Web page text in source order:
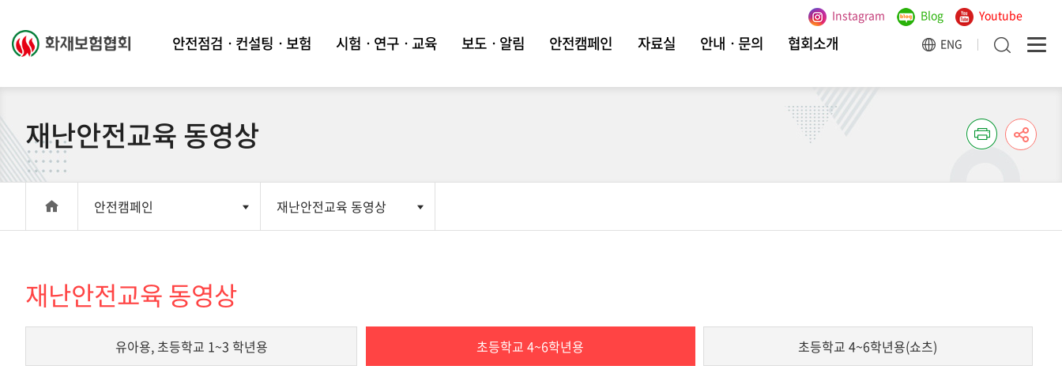
안전점검ㆍ컨설팅ㆍ보험 시험ㆍ연구ㆍ교육 보도ㆍ알림 안전캠페인 자료실 안내ㆍ문의 협회소개
Instagram Blog
Youtube
ENG
재난안전교육 동영상
안전캠페인 재난안전교육 동영상
재난안전교육 동영상
유아용, 초등학교 1~3 학년용 초등학교 4~6학년용 초등학교 4~6학년용(쇼츠)